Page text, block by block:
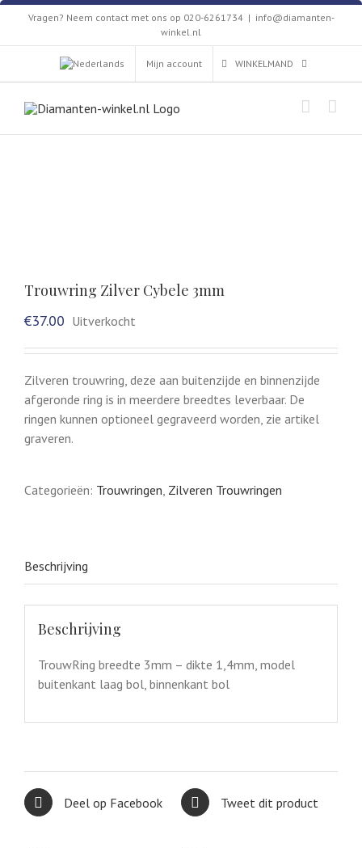
Skip
content
Vragen? Neem contact met ons op 020-6261734 | info@diamanten-
winkel.nl
Mijn account WINKELMAND
Trouwring Zilver Cybele 3mm
€37.00 Uitverkocht
Zilveren trouwring, deze aan buitenzijde en binnenzijde
afgeronde ring is in meerdere breedtes leverbaar. De
ringen kunnen optioneel gegraveerd worden, zie artikel
graveren.
Categorieën: Trouwringen, Zilveren Trouwringen
Beschrijving
Beschrijving
TrouwRing breedte 3mm – dikte 1,4mm, model
buitenkant laag bol, binnenkant bol
Deel op Facebook Tweet dit product